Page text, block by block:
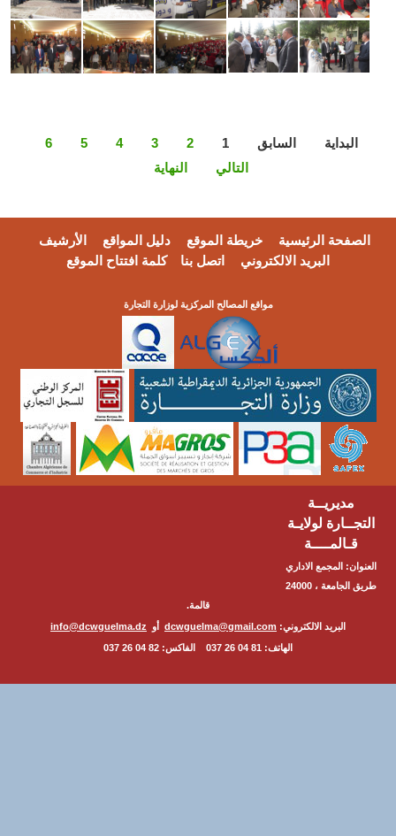
السابق 1
2
3
4
5
6
النهاية
الرئيسية خريطة الموقع دليل المواقع
الأرشيف
البريد الالكتروني
اتصل بنا كلمة افتتاح الموقع
مواقع المصالح المركزية لوزارة التجارة
مديريــة
لولايـة
المجمع الاداري
طريق الجامعة ، 24000
البريد الالكتروني:dcwguelma@gmail.comأوinfo@dcwguelma.dz